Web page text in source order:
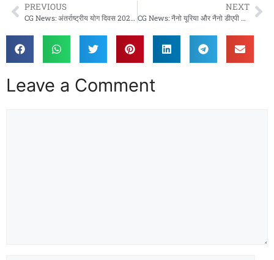
PREVIOUS
CG News: अंतर्राष्ट्रीय योग दिवस 2026: जशपुर में गिनीज वर्ल्ड रिकॉर्ड बनाने की तैयारी, हजारों लोग करेंगे एक साथ योग
NEXT
CG News: नैनो यूरिया और नैनो डीएपी से खेती में नई क्रांति, सरगुजा के किसान ने साझा की सफलता की कहानी
Leave a Comment